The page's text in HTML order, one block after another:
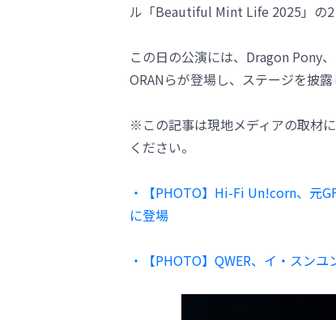
ル「Beautiful Mint Life 2025」の2
この日の公演には、Dragon Pony
ORANらが登場し、ステージを披露
※この記事は現地メディアの取材
ください。
・【PHOTO】Hi-Fi Un!corn、元
に登場
・【PHOTO】QWER、イ・スン